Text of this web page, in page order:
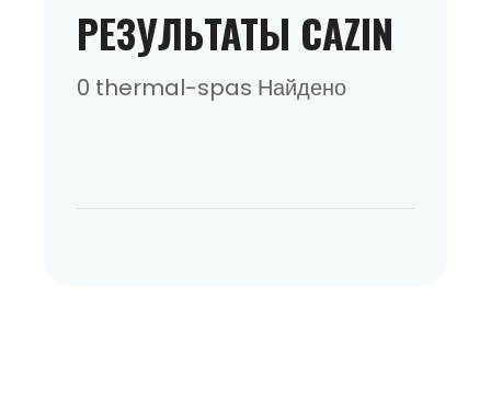
РЕЗУЛЬТАТЫ CAZIN
0 thermal-spas Найдено